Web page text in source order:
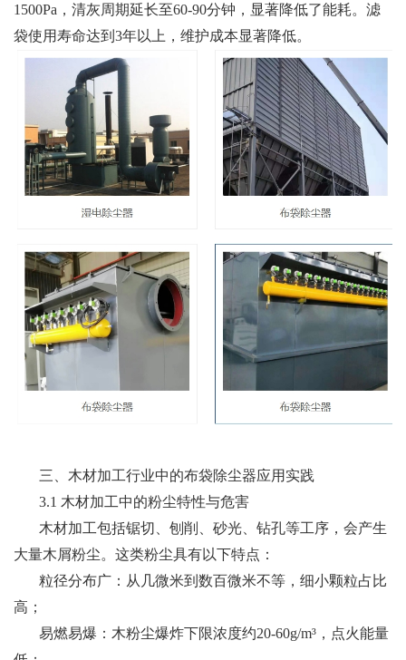
1500Pa，清灰周期延长至60-90分钟，显著降低了能耗。滤
袋使用寿命达到3年以上，维护成本显著降低。
三、木材加工行业中的布袋除尘器应用实践
3.1 木材加工中的粉尘特性与危害
木材加工包括锯切、刨削、砂光、钻孔等工序，会产生
大量木屑粉尘。这类粉尘具有以下特点：
粒径分布广：从几微米到数百微米不等，细小颗粒占比
高；
易燃易爆：木粉尘爆炸下限浓度约20-60g/m³，点火能量